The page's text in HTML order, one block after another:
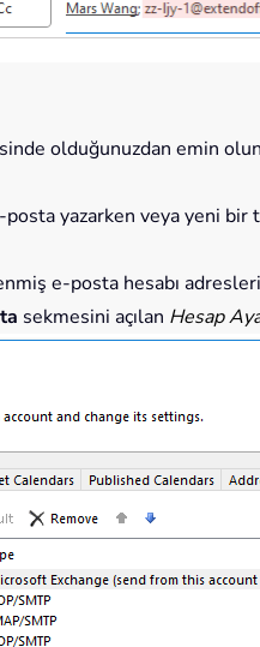
olduğunuzdan emin
posta yazarken veya yeni
e-posta hesabı
sekmesini açılan Hesap